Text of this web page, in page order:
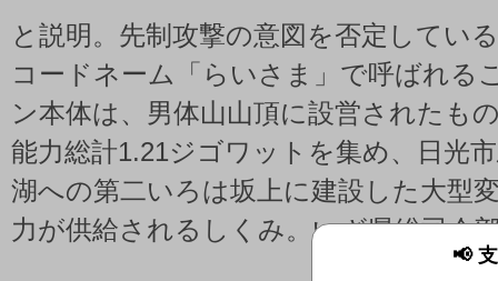
📢
と説明。先制攻撃の意図を否定してい
コードネーム「らいさま」で呼ばれる
ン本体は、男体山山頂に設営されたも
能力総計1.21ジゴワットを集め、日光
湖への第二いろは坂上に建設した大型
力が供給されるしくみ。いざ県総司令